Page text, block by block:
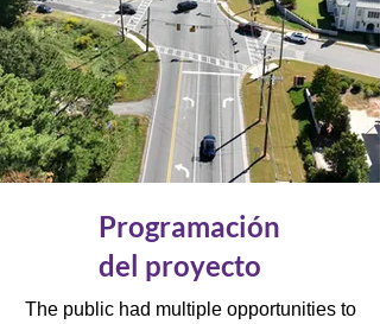
Programación
del proyecto
The public had multiple opportunities to